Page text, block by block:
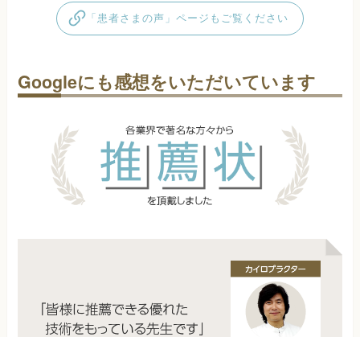
「患者さまの声」ページもご覧ください
Googleにも感想をいただいています